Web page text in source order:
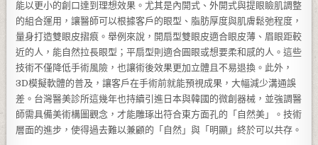
能以更小的創口達到理想效果。尤其是內開式、外開式與提眼瞼肌調整
的組合運用，讓醫師可以根據客戶的眼型、脂肪厚度與肌膚鬆弛程度，
量身打造雙眼皮摺痕。舉例來說，開扇型雙眼皮適合眼皮薄、眉眼距較
近的人，能自然拉長眼型；平扇型則適合圓眼或想要柔和感的人。這些
技術不僅降低手術風險，也讓術後效果更加立體且不易退換。此外，
3D模擬軟體的普及，讓客戶在手術前就能預視成果，大幅減少溝通誤
差。台灣醫美診所這幾年也持續引進日本與韓國的微創器械，並強調醫
師需具備美術構圖觀念，才能雕琢出符合東方面孔的「自然美」。技術
層面的進步，使得過去難以兼顧的「自然」與「明顯」終於可以共存。